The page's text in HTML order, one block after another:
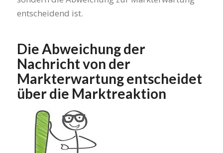
entscheidend ist.
Die Abweichung der
Nachricht von der
Markterwartung entscheidet
über die Marktreaktion